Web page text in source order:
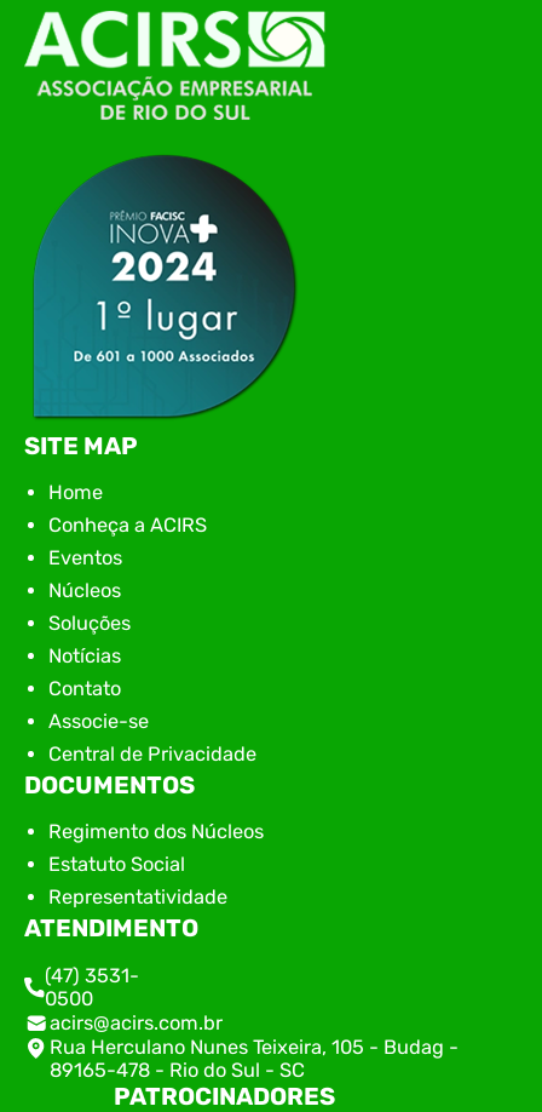
O Polo ACATE-ACIRS, por meio do NIAVI – Núcleo
de Tecnologia da Informação do Alto Vale do
Itajaí, realizou, no dia 21 de julho, o evento
Conexão Tech NIAVI, reunindo empresas de
tecnologia da região para uma noite de
apresentação de novas iniciativas para o setor. O
encontro aconteceu em Rio…
SITE MAP
Home
Conheça a ACIRS
Eventos
Núcleos
Soluções
Notícias
Contato
Associe-se
Central de Privacidade
DOCUMENTOS
Regimento dos Núcleos
Estatuto Social
Representatividade
ATENDIMENTO
(47) 3531-
0500
acirs@acirs.com.br
Rua Herculano Nunes Teixeira, 105 - Budag -
89165-478 - Rio do Sul - SC
PATROCINADORES